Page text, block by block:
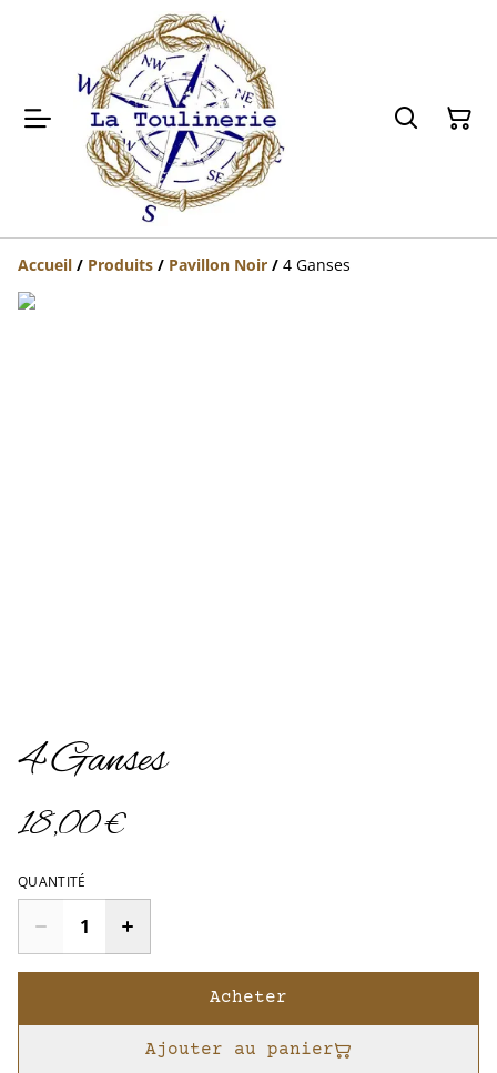
Accueil / Produits / Pavillon Noir / 4 Ganses
4 Ganses
18,00 €
QUANTITÉ
Acheter
Ajouter au panier